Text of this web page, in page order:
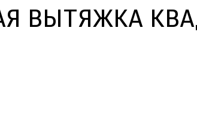
ВЫТЯЖКА